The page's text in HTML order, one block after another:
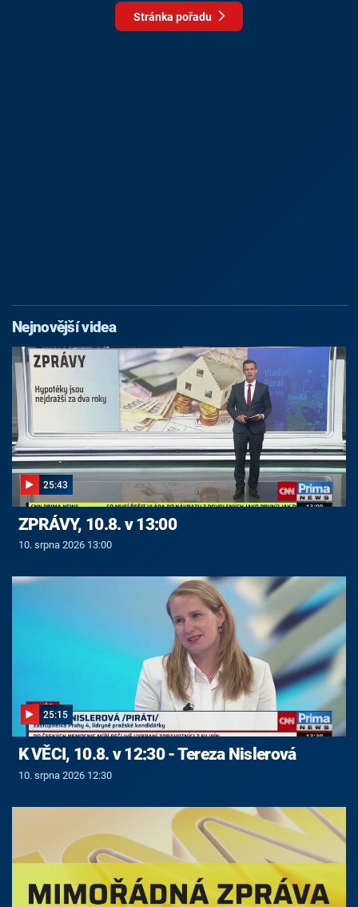
Stránka pořadu
Nejnovější videa
25:43
ZPRÁVY, 10.8. v 13:00
10. srpna 2026 13:00
25:15
K VĚCI, 10.8. v 12:30 - Tereza Nislerová
10. srpna 2026 12:30